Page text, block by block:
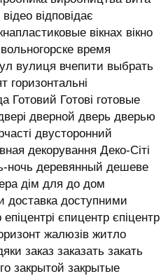
відповідає
вікнах вікно
вольногорске время
вулиця вчепити выбрать
горизонтальні
Готовий Готові готовые
дверной дверь дверью
двусторонний
декорування Деко-Сіті
ночь деревянный дешеве
дім для до дом
доставка доступними
єпицентр єпіцентр
жалюзів житло
заказ заказать закать
закрытой закрытые